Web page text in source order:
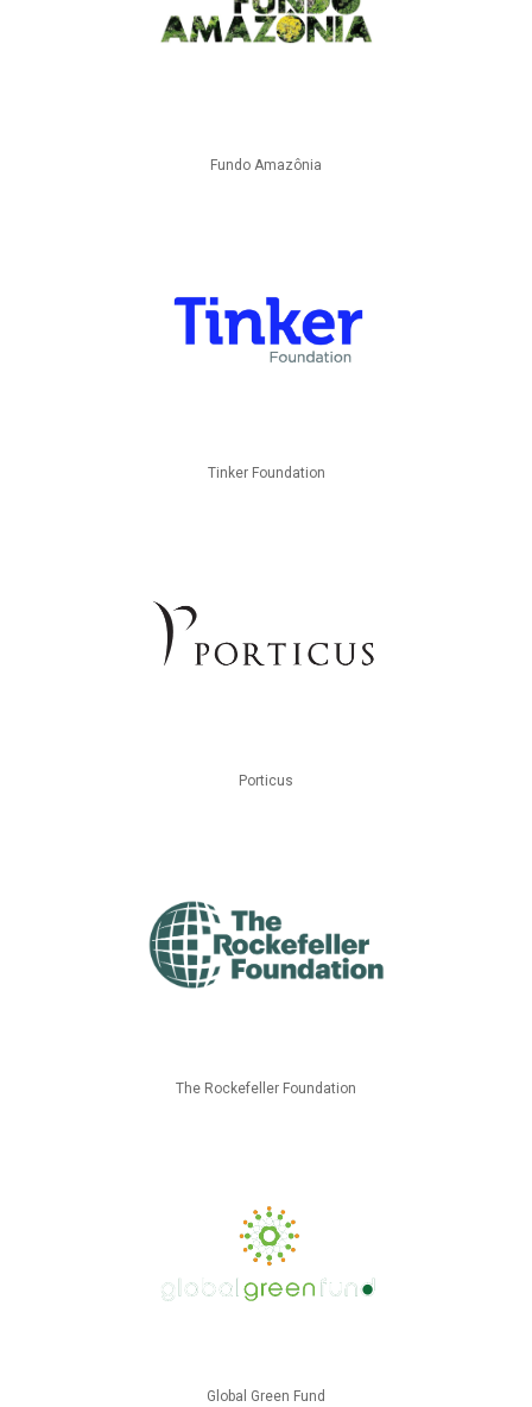
Fundo Amazônia
Tinker Foundation
Porticus
The Rockefeller Foundation
Global Green Fund